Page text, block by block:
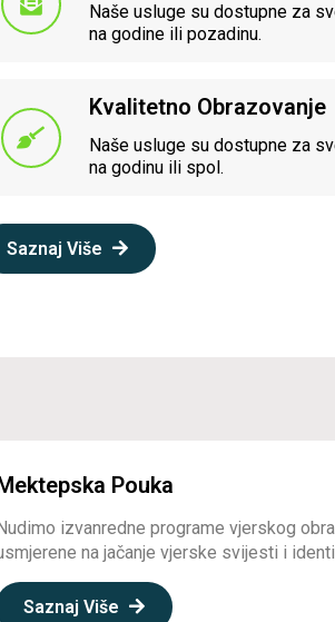
Naše usluge su dostupne za
na godine ili pozadinu.
Kvalitetno Obrazovanje
Naše usluge su dostupne za
na godinu ili spol.
Saznaj Više
Pouka
Nudimo izvanredne programe vjerskog
na jačanje vjerske svijesti i
Saznaj Više